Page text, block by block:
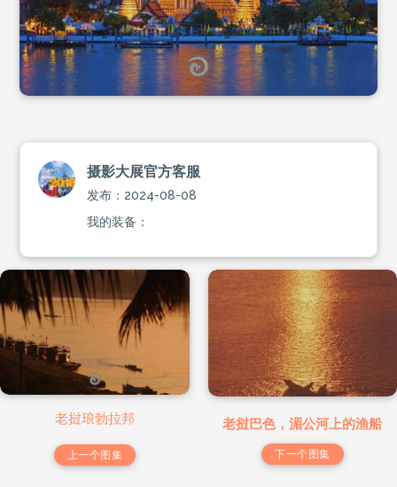
摄影大展官方客服
发布：2024-08-08
我的装备：
老挝琅勃拉邦
上一个图集
老挝巴色，湄公河上的渔船
下一个图集